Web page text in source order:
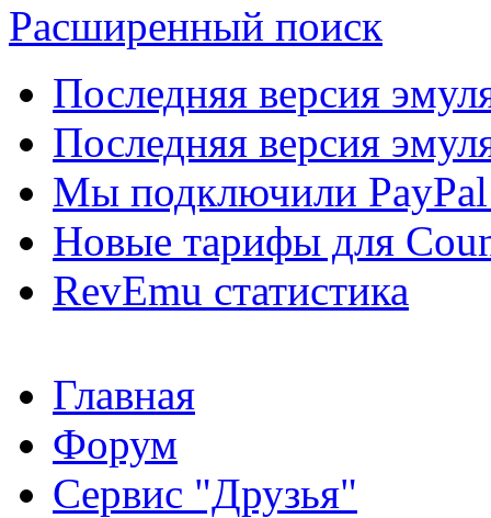
Расширенный поиск
Последняя версия
Последняя версия
Мы подключили PayPal
Новые тарифы для
RevEmu статистика
Главная
Форум
Сервис "Друзья"